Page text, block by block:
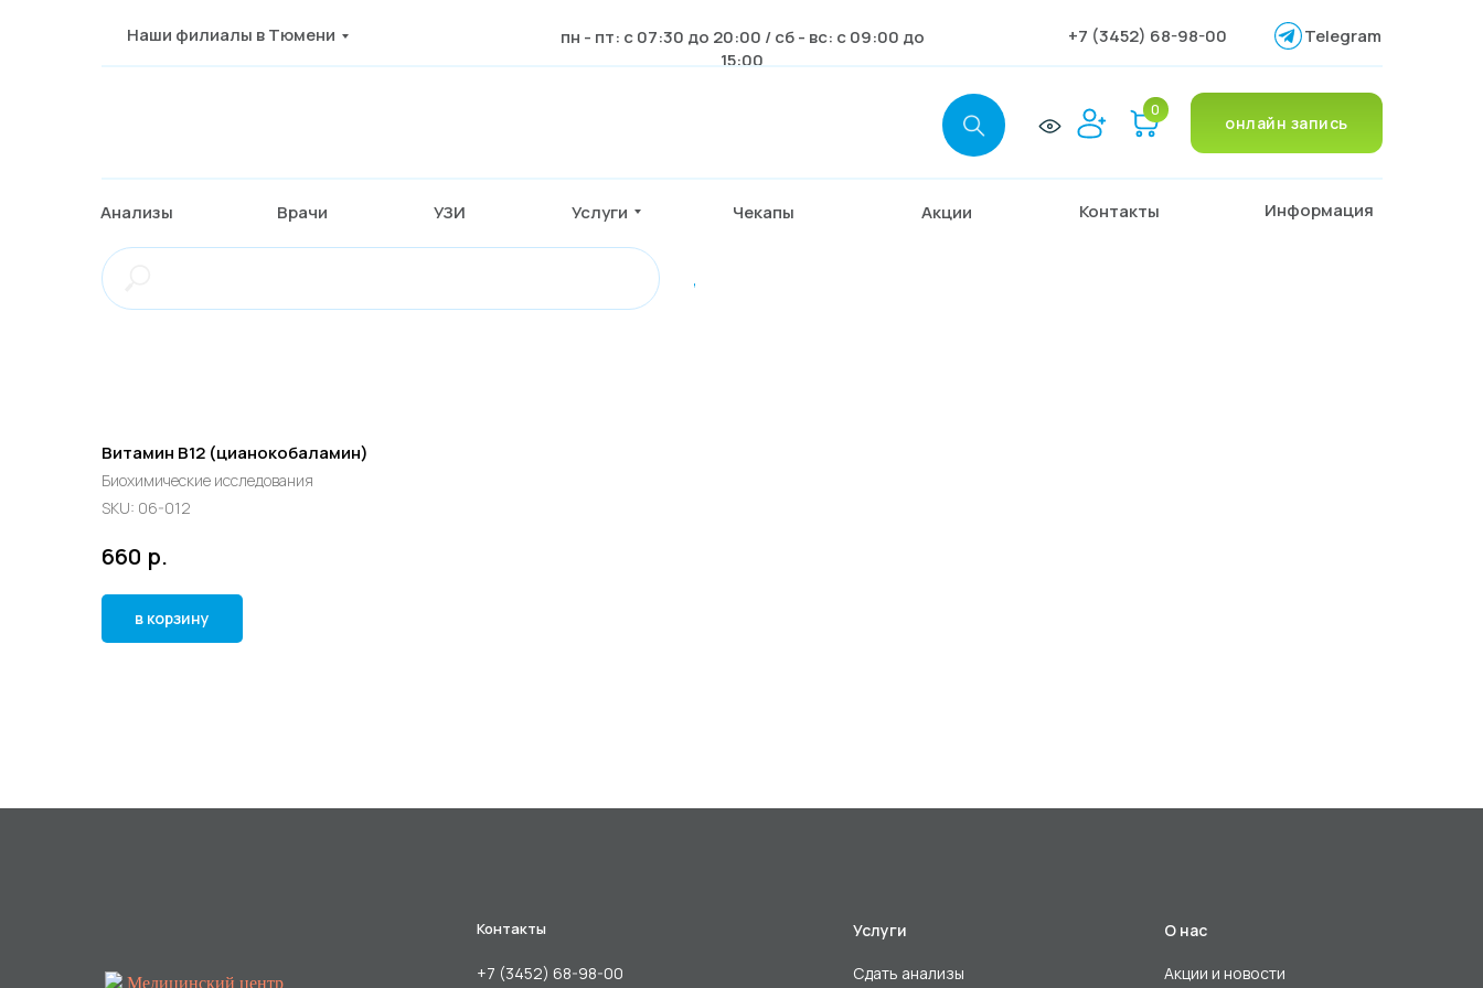
Наши филиалы в Тюмени
пн - пт: с 07:30 до 20:00 / сб - вс: с 09:00 до
15:00
Акции
+7 (3452) 68-98-00
онлайн запись
Анализы Врачи УЗИ Услуги Чекапы Контакты Информация
0
Telegram
,
Витамин B12 (цианокобаламин)
Биохимические исследования
SKU: 06-012
660 р.
в корзину
Услуги
Сдать анализы
Контакты
+7 (3452) 68-98-00
О нас
Акции и новости
Медицинский центр